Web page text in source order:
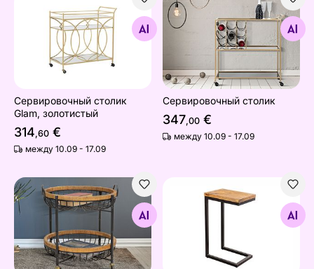
Сервировочный столик Glam, золотистый
Найдите похожие
Сервировочный столик
Glam, золотистый
314,60 €
между 10.09 - 17.09
Сервировочный столик
Найдите похожие
Сервировочный столик
347,00 €
между 10.09 - 17.09
Сервировочный столик Cebu
Найдите похожие
Столик Gaston
Найдите похожие